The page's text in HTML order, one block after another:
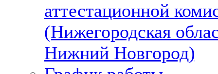
аттестационной
(Нижегородская
Нижний Новгород)